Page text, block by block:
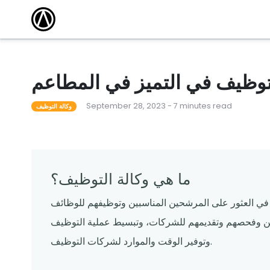
ندوات عبر الإنترنت
تساعدك البرامج التعليمية المجانية عبر الإنترنت التي
القوالب في التميز في المطاعم
وكالة التوظيف September 28, 2023 - 7 minutes read
ما هي وكالة التوظيف؟
العثور على المرشحين المناسبين وتوظيفهم للوظائف
وفحصهم وتقديمهم للشركات، وتبسيط عملية التوظيف
وتوفير الوقت والموارد لشركات التوظيف.